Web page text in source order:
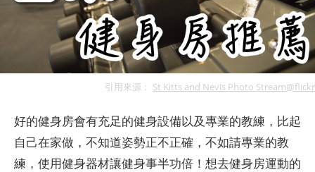
引用來源： St Kitts and Nevis Photo Stream@flickr
好的健身房會有充足的健身設備以及專業的教練，比起
自己在家做，不知道姿勢正不正確，不如請專業的教
練，使用健身器材讓健身事半功倍！想去健身房運動的